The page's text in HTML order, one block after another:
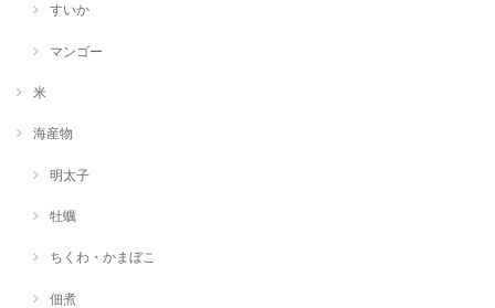
すいか
マンゴー
米
海産物
明太子
牡蠣
ちくわ・かまぼこ
佃煮